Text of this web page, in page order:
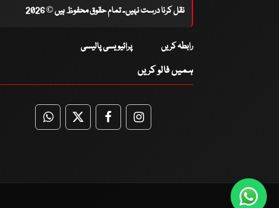
نقل کرنا درست نہیں۔ تمام حقوق محفوظ ہیں © 2026
رابطہ کریں پرائیویسی پالیسی
ہمیں فالو کریں
WhatsApp
TwitterFacebookFacebook